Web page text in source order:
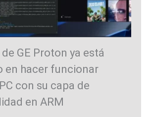
GE Proton ya está
en hacer funcionar
con su capa de
en ARM